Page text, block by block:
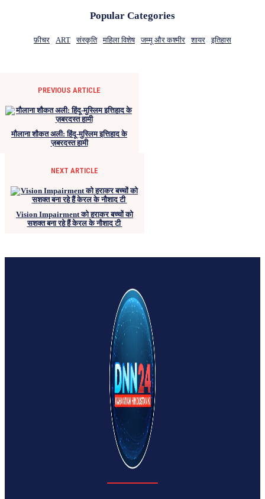
Popular Categories
फ़ीचर ART संस्कृति महिला विशेष जम्मू और कश्मीर शायर इतिहास
PREVIOUS ARTICLE
मौलाना शौकत अली: हिंदू-मुस्लिम इत्तिहाद के
ज़बरदस्त हामी
NEXT ARTICLE
Vision Impairment को हराकर बच्चों को
सशक्त बना रहे हैं केरल के नौशाद टी